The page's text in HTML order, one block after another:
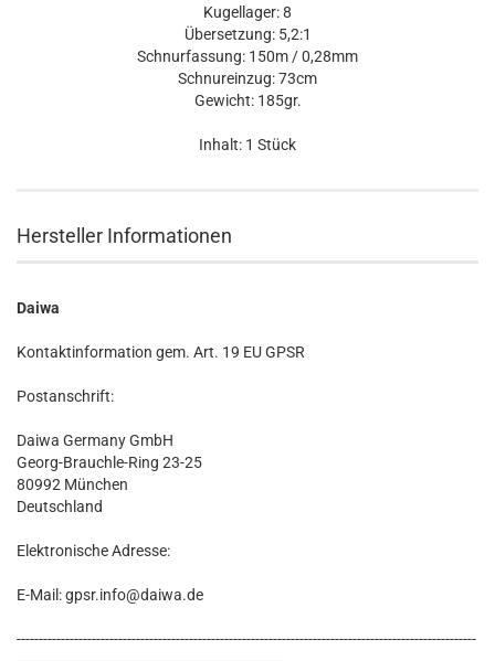
Kugellager: 8
Übersetzung: 5,2:1
Schnurfassung: 150m / 0,28mm
Schnureinzug: 73cm
Gewicht: 185gr.
Inhalt: 1 Stück
Hersteller Informationen
Daiwa
Kontaktinformation gem. Art. 19 EU GPSR
Postanschrift:
Daiwa Germany GmbH
Georg-Brauchle-Ring 23-25
80992 München
Deutschland
Elektronische Adresse:
E-Mail: gpsr.info@daiwa.de
--------------------------------------------------------------------------------------------------------